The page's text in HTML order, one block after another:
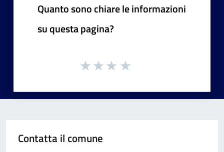
Quanto sono chiare le informazioni
su questa pagina?
Contatta il comune